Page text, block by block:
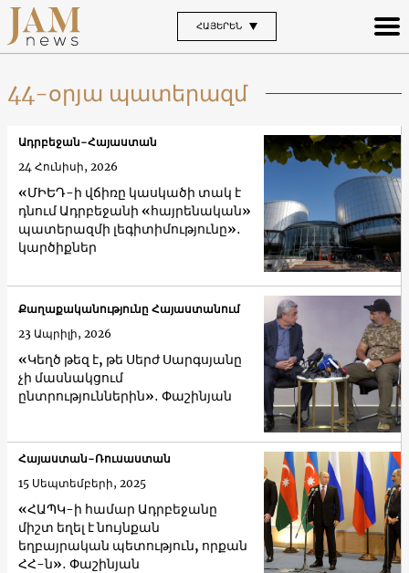
ՀԱՅԵՐԵՆ
44-օրյա պատերազմ
«ՄԻԵԴ-ի վճիռը կասկածի տակ է
դնում Ադրբեջանի «հայրենական»
պատերազմի լեգիտիմությունը»․
կարծիքներ
Ադրբեջան-Հայաստան
24 Հունիսի, 2026
«Կեղծ թեզ է, թե Սերժ Սարգսյանը
չի մասնակցում
ընտրություններին»․ Փաշինյան
Քաղաքականությունը Հայաստանում
23 Ապրիլի, 2026
«ՀԱՊԿ-ի համար Ադրբեջանը
միշտ եղել է նույնքան
եղբայրական պետություն, որքան
ՀՀ-ն»․ Փաշինյան
Հայաստան-Ռուսաստան
15 Սեպտեմբերի, 2025